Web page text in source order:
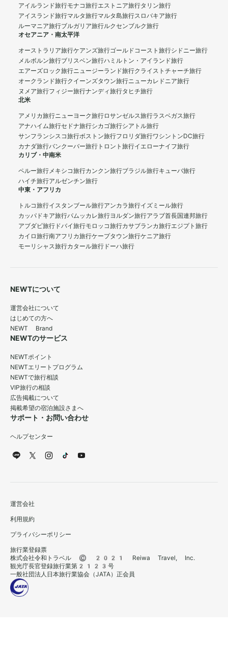
アイルランド旅行モナコ旅行エストニア旅行タリン旅行
アイスランド旅行マルタ旅行マルタ島旅行スロバキア旅行
ルーマニア旅行ブルガリア旅行ルクセンブルク旅行
オセアニア・南太平洋
オーストラリア旅行ケアンズ旅行ゴールドコースト旅行シドニー旅行
メルボルン旅行ブリスベン旅行ハミルトン・アイランド旅行
エアーズロック旅行ニュージーランド旅行クライストチャーチ旅行
オークランド旅行クイーンズタウン旅行ニューカレドニア旅行
ヌメア旅行フィジー旅行ナンディ旅行タヒチ旅行
北米
アメリカ旅行ニューヨーク旅行ロサンゼルス旅行ラスベガス旅行
アナハイム旅行セドナ旅行シカゴ旅行シアトル旅行
サンフランシスコ旅行ボストン旅行フロリダ旅行ワシントンDC旅行
カナダ旅行バンクーバー旅行 トロント旅行イエローナイフ旅行
カリブ・中南米
ペルー旅行メキシコ旅行カンクン旅行ブラジル旅行キューバ旅行
ハイチ旅行アルゼンチン旅行
中東・アフリカ
トルコ旅行イスタンブール旅行アンカラ旅行イズミール旅行
カッパドキア旅行パムッカレ旅行ヨルダン旅行アラブ首長国連邦旅行
アブダビ旅行 ドバイ旅行モロッコ旅行カサブランカ旅行エジプト旅行
カイロ旅行南アフリカ旅行ケープタウン旅行ケニア旅行
モーリシャス旅行カタール旅行 ドーハ旅行
NEWTについて
運営会社について
はじめての方へ
NEWT Brand
NEWTのサービス
NEWTポイント
NEWTエリートプログラム
NEWTで旅行相談
VIP旅行の相談
広告掲載について
掲載希望の宿泊施設さまへ
サポート・お問い合わせ
ヘルプセンター
運営会社
利用規約
プライバシーポリシー
旅行業登録票
株式会社令和トラベル © 2021 Reiwa Travel, Inc.
観光庁長官登録旅行業第2123号
一般社団法人日本旅行業協会（JATA）正会員